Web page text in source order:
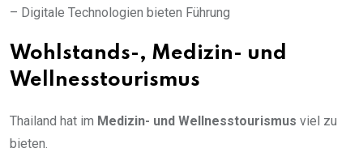
– Digitale Technologien bieten Führung
Wohlstands-, Medizin- und
Wellnesstourismus
Thailand hat im Medizin- und Wellnesstourismus viel zu
bieten.